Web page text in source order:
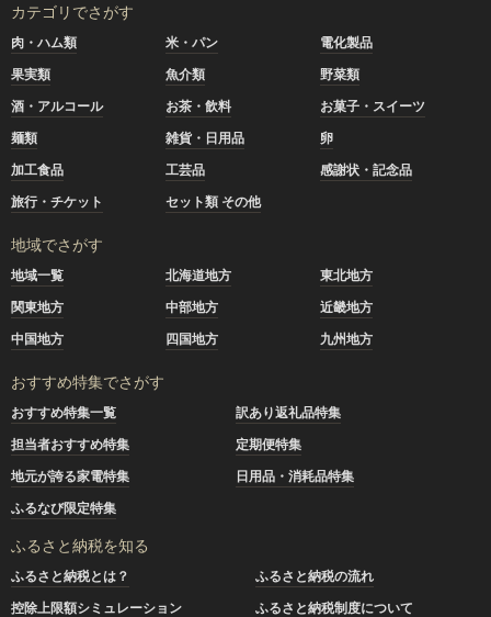
カテゴリでさがす
肉・ハム類 米・パン
電化製品
果実類
魚介類
野菜類
酒・アルコール
お茶・飲料
お菓子・スイーツ
麺類
雑貨・日用品
卵
加工食品
工芸品
感謝状・記念品
旅行・チケット
セット類 その他
地域でさがす
地域一覧 北海道地方
東北地方
関東地方
中部地方
近畿地方
中国地方
四国地方 九州地方
おすすめ特集でさがす
おすすめ特集一覧
訳あり返礼品特集
担当者おすすめ特集
定期便特集
地元が誇る家電特集
日用品・消耗品特集
ふるなび限定特集
ふるさと納税を知る
ふるさと納税とは？
ふるさと納税の流れ
控除上限額シミュレーション
ふるさと納税制度について